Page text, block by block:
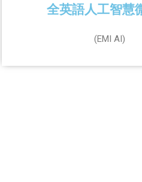
全英語人工智慧
(EMI AI)